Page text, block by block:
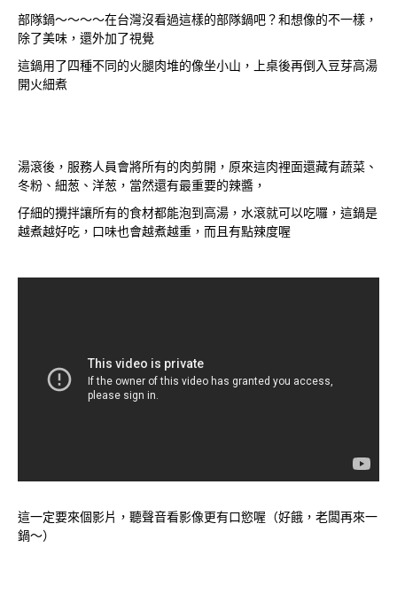
部隊鍋～～～～在台灣沒看過這樣的部隊鍋吧？和想像的不一樣，
除了美味，還外加了視覺
這鍋用了四種不同的火腿肉堆的像坐小山，上桌後再倒入豆芽高湯
開火細煮
湯滾後，服務人員會將所有的肉剪開，原來這肉裡面還藏有蔬菜、
冬粉、細葱、洋葱，當然還有最重要的辣醬，
仔細的攪拌讓所有的食材都能泡到高湯，水滾就可以吃囉，這鍋是
越煮越好吃，口味也會越煮越重，而且有點辣度喔
這一定要來個影片，聽聲音看影像更有口慾喔（好餓，老闆再來一
鍋～）